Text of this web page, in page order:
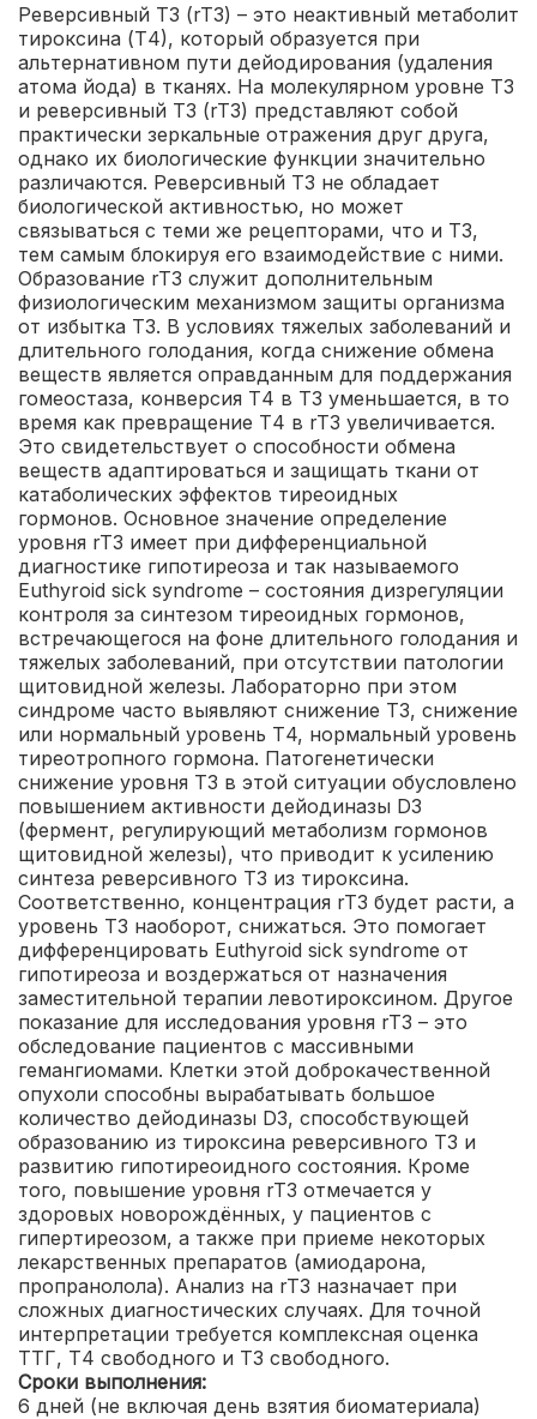
Реверсивный Т3 (rT3) – это неактивный метаболит
тироксина (Т4), который образуется при
альтернативном пути дейодирования (удаления
атома йода) в тканях. На молекулярном уровне Т3
и реверсивный Т3 (rT3) представляют собой
практически зеркальные отражения друг друга,
однако их биологические функции значительно
различаются. Реверсивный Т3 не обладает
биологической активностью, но может
связываться с теми же рецепторами, что и Т3,
тем самым блокируя его взаимодействие с ними.
Образование rT3 служит дополнительным
физиологическим механизмом защиты организма
от избытка Т3. В условиях тяжелых заболеваний и
длительного голодания, когда снижение обмена
веществ является оправданным для поддержания
гомеостаза, конверсия Т4 в Т3 уменьшается, в то
время как превращение Т4 в rT3 увеличивается.
Это свидетельствует о способности обмена
веществ адаптироваться и защищать ткани от
катаболических эффектов тиреоидных
гормонов. Основное значение определение
уровня rT3 имеет при дифференциальной
диагностике гипотиреоза и так называемого
Euthyroid sick syndrome – состояния дизрегуляции
контроля за синтезом тиреоидных гормонов,
встречающегося на фоне длительного голодания и
тяжелых заболеваний, при отсутствии патологии
щитовидной железы. Лабораторно при этом
синдроме часто выявляют снижение Т3, снижение
или нормальный уровень Т4, нормальный уровень
тиреотропного гормона. Патогенетически
снижение уровня Т3 в этой ситуации обусловлено
повышением активности дейодиназы D3
(фермент, регулирующий метаболизм гормонов
щитовидной железы), что приводит к усилению
синтеза реверсивного Т3 из тироксина.
Соответственно, концентрация rT3 будет расти, а
уровень Т3 наоборот, снижаться. Это помогает
дифференцировать Euthyroid sick syndrome от
гипотиреоза и воздержаться от назначения
заместительной терапии левотироксином. Другое
показание для исследования уровня rT3 – это
обследование пациентов с массивными
гемангиомами. Клетки этой доброкачественной
опухоли способны вырабатывать большое
количество дейодиназы D3, способствующей
образованию из тироксина реверсивного Т3 и
развитию гипотиреоидного состояния. Кроме
того, повышение уровня rT3 отмечается у
здоровых новорождённых, у пациентов с
гипертиреозом, а также при приеме некоторых
лекарственных препаратов (амиодарона,
пропранолола). Анализ на rT3 назначает при
сложных диагностических случаях. Для точной
интерпретации требуется комплексная оценка
ТТГ, Т4 свободного и Т3 свободного.
Сроки выполнения:
6 дней (не включая день взятия биоматериала)